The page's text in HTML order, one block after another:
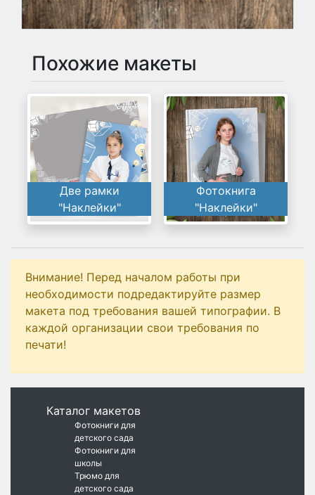
Похожие макеты
Две рамки
"Наклейки"
Фотокнига
"Наклейки"
Внимание! Перед началом работы при
необходимости подредактируйте размер
макета под требования вашей типографии. В
каждой организации свои требования по
печати!
Каталог макетов
Фотокниги для
детского сада
Фотокниги для
школы
Трюмо для
детского сада